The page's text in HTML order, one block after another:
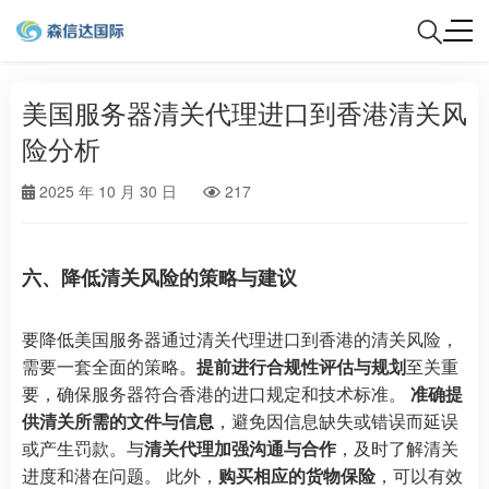
美国服务器清关代理进口到香港清关风
险分析
2025 年 10 月 30 日 217
六、降低清关风险的策略与建议
要降低美国服务器通过清关代理进口到香港的清关风险，
需要一套全面的策略。 提前进行合规性评估与规划至关重
要，确保服务器符合香港的进口规定和技术标准。 准确提
供清关所需的文件与信息 ，避免因信息缺失或错误而延误
或产生罚款。与清关代理加强沟通与合作 ，及时了解清关
进度和潜在问题。 此外， 购买相应的货物保险，可以有效